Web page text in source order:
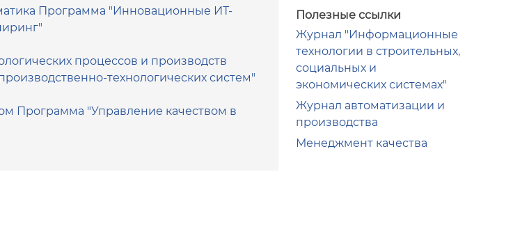
Полезные ссылки
Журнал "Информационные
технологии в строительных,
социальных и
экономических системах"
Журнал автоматизации и
производства
Менеджмент качества
Программа "Инновационные ИТ-
процессов и производств
технологических систем"
Программа "Управление качеством в